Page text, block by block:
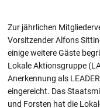
Zur jährlichen
Vorsitzender Alfons
einige weitere Gäste
Lokale Aktionsgruppe
Anerkennung als
eingereicht. Das
und Forsten hat die